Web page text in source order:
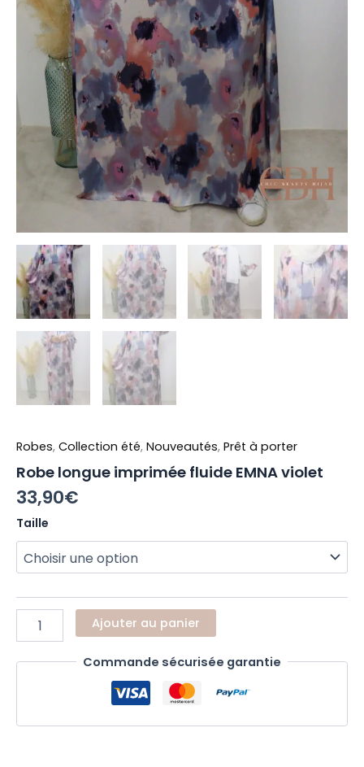
Robes, Collection été, Nouveautés, Prêt à porter
Robe longue imprimée fluide EMNA violet
33,90€
Taille
Ajouter au panier
Commande sécurisée garantie